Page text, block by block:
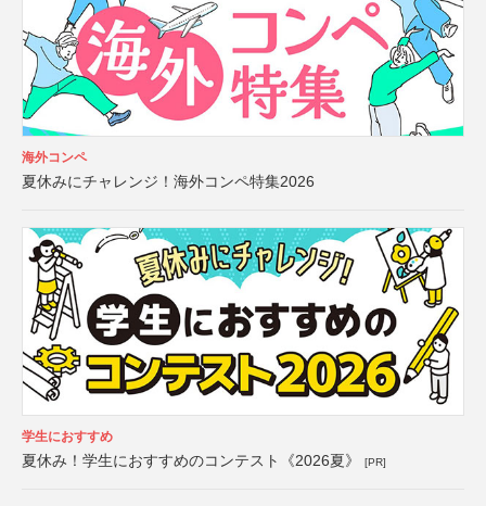
海外コンペ
夏休みにチャレンジ！海外コンペ特集2026
学生におすすめ
夏休み！学生におすすめのコンテスト《2026夏》 [PR]